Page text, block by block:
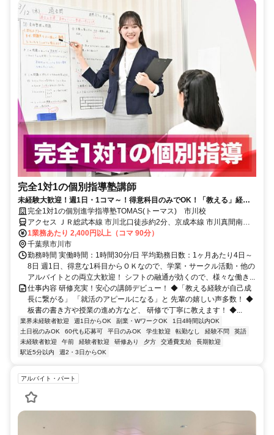
完全1対1の個別指導塾講師
未経験大歓迎！週1日・1コマ～！得意科目のみでOK！「教える」経験
が就活にも役立つと大好評！
完全1対1の個別進学指導塾TOMAS(トーマス) 市川校
アクセス ＪＲ総武本線 市川北口徒歩約2分、京成本線 市川真間南口
徒歩約5分、京成本線 国府台徒歩約14分
1業務あたり 2,400円以上（コマ 90分）
千葉県市川市
勤務時間 実働時間：1時間30分/日 平均勤務日数：1ヶ月あたり4日～
8日 週1日、得意な1科目からＯＫなので、学業・サークル活動・他の
アルバイトとの両立大歓迎！ シフトの融通が効くので、様々な働き...
仕事内容 研修充実！安心の講師デビュー！ ◆「教える経験が自己成
長に繋がる」 「就活のアピールになる」と 先輩の嬉しい声多数！ ◆
板書の書き方や授業の進め方など、 研修で丁寧に教えます！ ◆...
業界未経験者歓迎 週1日からOK 副業・WワークOK
1日4時間以内OK
土日祝のみOK
60代も応募可 平日のみOK 学生歓迎 転勤なし 経験不問
英語
未経験者歓迎
午前 経験者歓迎 研修あり 夕方 交通費支給
長期歓迎
駅近5分以内
週2・3日からOK
アルバイト・パート